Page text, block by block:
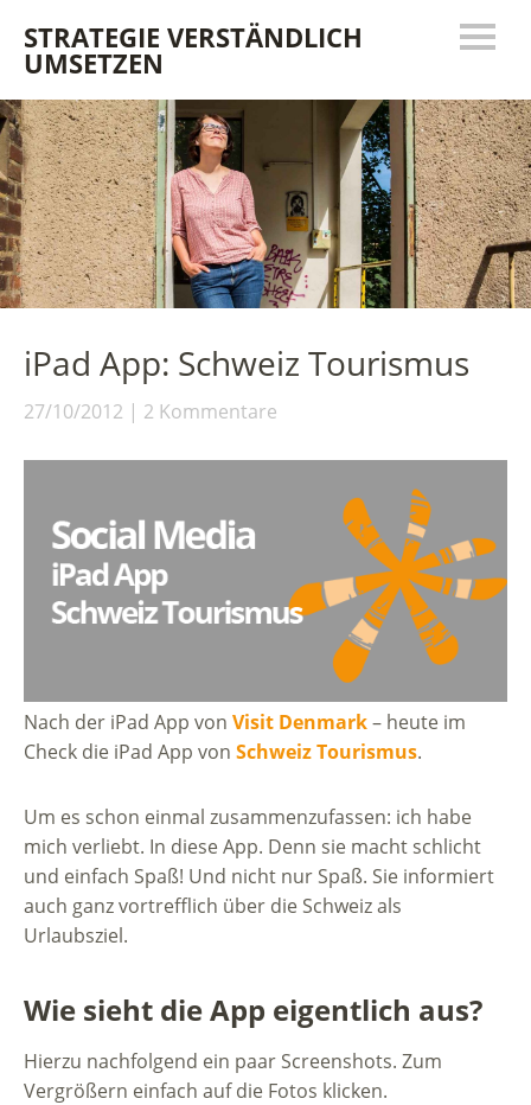
STRATEGIE VERSTÄNDLICH
UMSETZEN
iPad App: Schweiz Tourismus
27/10/2012 2 Kommentare
Nach der iPad App von Visit Denmark– heute im
Check die iPad App von Schweiz Tourismus.
Um es schon einmal zusammenzufassen: ich habe
mich verliebt. In diese App. Denn sie macht schlicht
und einfach Spaß! Und nicht nur Spaß. Sie informiert
auch ganz vortrefflich über die Schweiz als
Urlaubsziel.
Wie sieht die App eigentlich aus?
Hierzu nachfolgend ein paar Screenshots. Zum
Vergrößern einfach auf die Fotos klicken.